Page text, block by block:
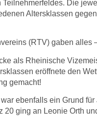
Die
Altersklassen
(RTV) gaben
als Rheinische
eröffnete den
gemacht!
ebenfalls ein Grund
ging an Leonie Orth